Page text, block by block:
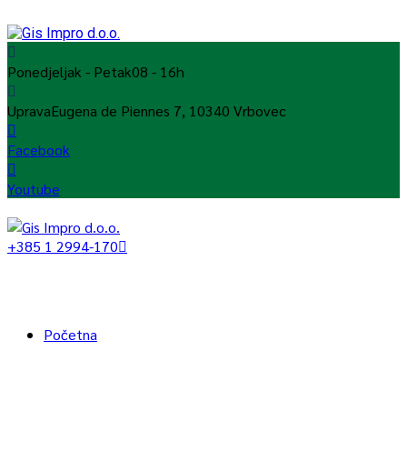
Ponedjeljak - Petak08 - 16h
UpravaEugena de Piennes 7, 10340 Vrbovec
Facebook
Youtube
+385 1 2994-170
Početna